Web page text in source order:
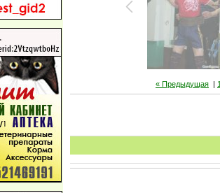
« Предыдущая |